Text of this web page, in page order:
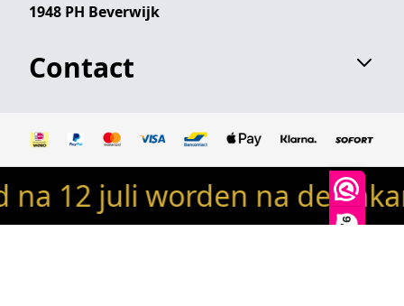
9,9
1948 PH Beverwijk
Contact
© 2024 Robin's woondeco / robinswoondeco.nl - Alle
rechten voorbehouden
juli worden na de